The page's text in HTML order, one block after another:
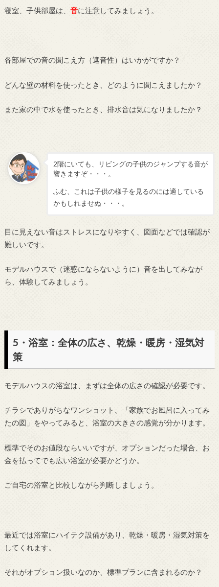
寝室、子供部屋は、 音に注意してみましょう。
各部屋での音の聞こえ方（遮音性）はいかがですか？
どんな壁の材料を使ったとき、どのように聞こえましたか？
また家の中で水を使ったとき、排水音は気になりましたか？
2階にいても、リビングの子供のジャンプする音が
響きますぞ・・・。
ふむ、これは子供の様子を見るのには適している
かもしれませぬ・・・。
目に見えない音はストレスになりやすく、図面などでは確認が
難しいです。
モデルハウスで（迷惑にならないように）音を出してみなが
ら、体験してみましょう。
5・浴室：全体の広さ、乾燥・暖房・湿気対
策
モデルハウスの浴室は、まずは全体の広さの確認が必要です。
チラシでありがちなワンショット、「家族でお風呂に入ってみ
たの図」をやってみると、浴室の大きさの感覚が分かります。
標準でそのお値段ならいいですが、オプションだった場合、お
金を払ってでも広い浴室が必要かどうか。
ご自宅の浴室と比較しながら判断しましょう。
最近では浴室にハイテク設備があり、乾燥・暖房・湿気対策を
してくれます。
それがオプション扱いなのか、標準プランに含まれるのか？